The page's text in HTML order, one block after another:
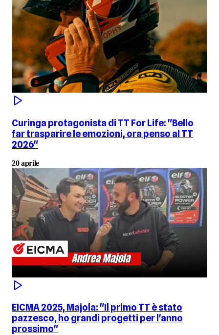
Curinga protagonista di TT For Life: "Bello
far trasparire le emozioni, ora penso al TT
2026"
20 aprile
EICMA 2025, Majola: "Il primo TT è stato
pazzesco, ho grandi progetti per l'anno
prossimo"